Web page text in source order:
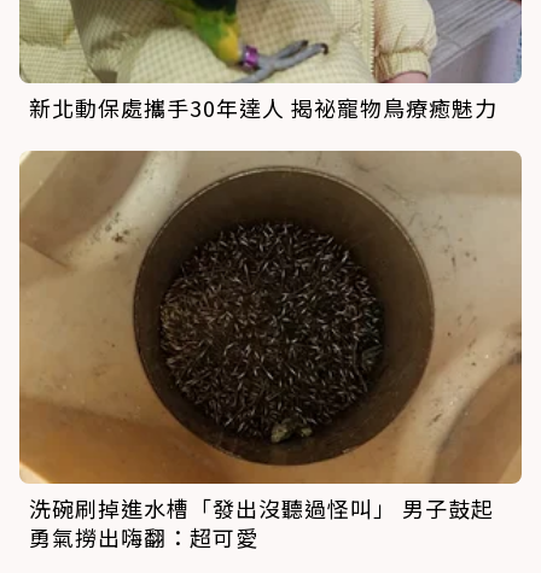
新北動保處攜手30年達人 揭祕寵物鳥療癒魅力
洗碗刷掉進水槽「發出沒聽過怪叫」 男子鼓起
勇氣撈出嗨翻：超可愛